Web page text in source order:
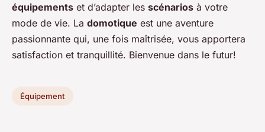
équipements et d’adapter les scénarios à votre
mode de vie. La domotique est une aventure
passionnante qui, une fois maîtrisée, vous apportera
satisfaction et tranquillité. Bienvenue dans le futur!
Équipement